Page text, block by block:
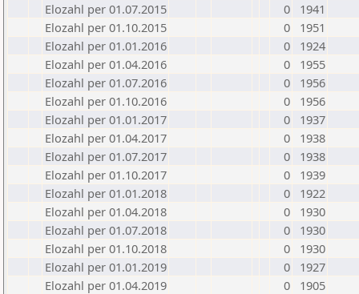
Elozahl per 01.07.2015
0
1941
Elozahl per 01.10.2015
0
1951
Elozahl per 01.01.2016
0
1924
Elozahl per 01.04.2016
0
1955
Elozahl per 01.07.2016
0
1956
Elozahl per 01.10.2016
0
1956
Elozahl per 01.01.2017
0
1937
Elozahl per 01.04.2017
0
1938
Elozahl per 01.07.2017
0
1938
Elozahl per 01.10.2017
0
1939
Elozahl per 01.01.2018
0
1922
Elozahl per 01.04.2018
0
1930
Elozahl per 01.07.2018
0
1930
Elozahl per 01.10.2018
0
1930
Elozahl per 01.01.2019
0
1927
Elozahl per 01.04.2019
0
1905